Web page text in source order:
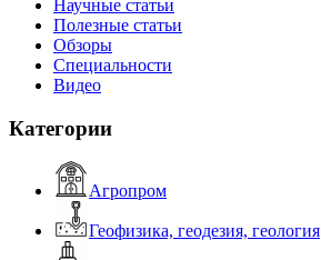
Научные статьи
Полезные статьи
Обзоры
Специальности
Видео
Категории
Агропром
Геофизика, геодезия, геология